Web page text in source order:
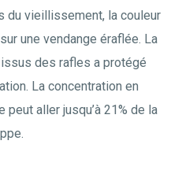
du vieillissement, la couleur
une vendange éraflée. La
des rafles a protégé
La concentration en
aller jusqu’à 21% de la